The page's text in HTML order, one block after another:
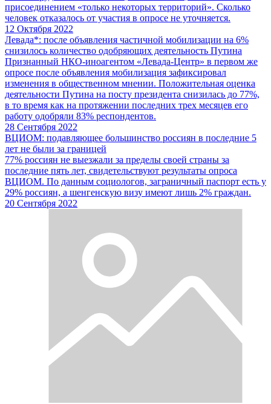
присоединением «только некоторых территорий». Сколько
человек отказалось от участия в опросе не уточняется.
12 Октября 2022
Левада*: после объявления частичной мобилизации на 6%
снизилось количество одобряющих деятельность Путина
Признанный НКО-иноагентом «Левада-Центр» в первом же
опросе после объявления мобилизация зафиксировал
изменения в общественном мнении. Положительная оценка
деятельности Путина на посту президента снизилась до 77%,
в то время как на протяжении последних трех месяцев его
работу одобряли 83% респондентов.
28 Сентября 2022
ВЦИОМ: подавляющее большинство россиян в последние 5
лет не были за границей
77% россиян не выезжали за пределы своей страны за
последние пять лет, свидетельствуют результаты опроса
ВЦИОМ. По данным социологов, заграничный паспорт есть у
29% россиян, а шенгенскую визу имеют лишь 2% граждан.
20 Сентября 2022